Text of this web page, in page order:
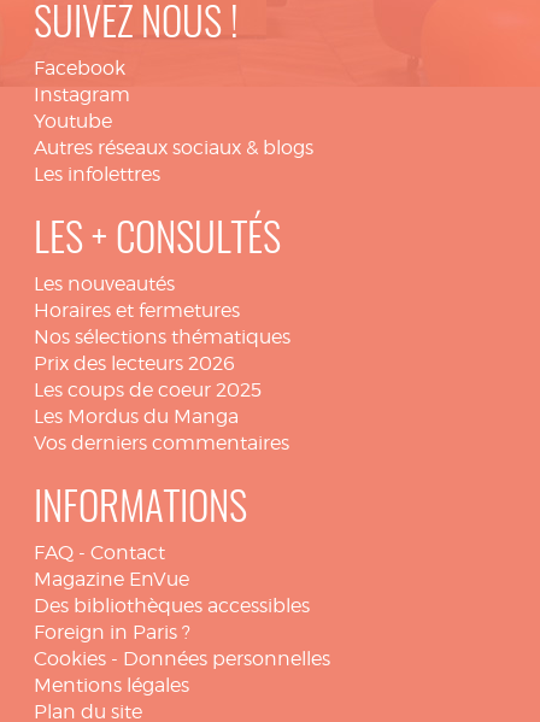
SUIVEZ NOUS !
Facebook
Instagram
Youtube
Autres réseaux sociaux & blogs
Les infolettres
LES + CONSULTÉS
Les nouveautés
Horaires et fermetures
Nos sélections thématiques
Prix des lecteurs 2026
Les coups de coeur 2025
Les Mordus du Manga
Vos derniers commentaires
INFORMATIONS
FAQ - Contact
Magazine EnVue
Des bibliothèques accessibles
Foreign in Paris ?
Cookies - Données personnelles
Mentions légales
Plan du site